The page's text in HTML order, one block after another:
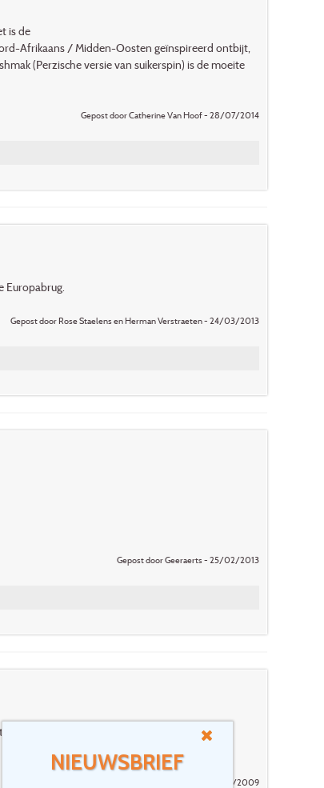
NIEUWSBRIEF
is de
Afrikaans / Midden-Oosten geïnspireerd ontbijt,
(Perzische versie van suikerspin) is de moeite
Gepost door Catherine Van Hoof - 28/07/2014
Europabrug.
Gepost door Rose Staelens en Herman Verstraeten - 24/03/2013
Gepost door Geeraerts - 25/02/2013
van de Japanse keuken, samen met
Gepost door Kit Yin - 17/12/2009